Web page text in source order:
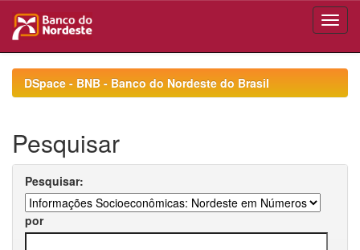
navigationDSpace - BNB - Banco do Nordeste do Brasil
Pesquisar
Pesquisar:
por